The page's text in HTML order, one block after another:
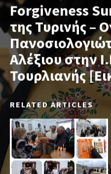
Forgiveness
της Τυρινής –
Αλέξιου στην
Τουρλιανής
RELATED ARTICLES